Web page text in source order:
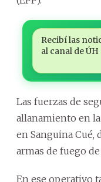
Recibí las
al canal de
Las fuerzas de
allanamiento en
en Sanguina Cué,
armas de fuego
En ese operativo